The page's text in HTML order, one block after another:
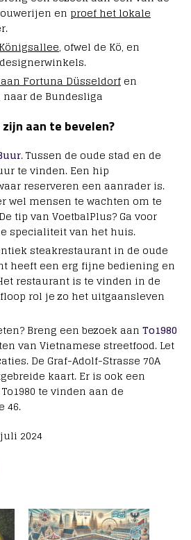
en proef het lokale
, ofwel de Kö, en
Fortuna Düsseldorf en
de Bundesliga
aan te bevelen?
. Tussen de oude stad en de
te vinden. Een hip
reserveren een aanrader is.
wel mensen te wachten om te
tip van VoetbalPlus? Ga voor
specialiteit van het huis.
steakrestaurant in de oude
heeft een erg fijne bediening en
restaurant is te vinden in de
rol je zo het uitgaansleven
Breng een bezoek aan To1980
van Vietnamese streetfood. Let
De Graf-Adolf-Strasse 70A
kaart. Er is ook een
te vinden aan de
46.
2024